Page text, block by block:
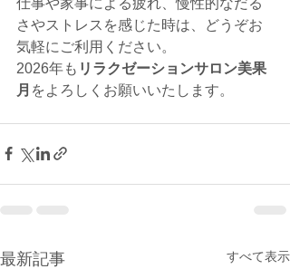
さやストレスを感じた時は、どうぞお
気軽にご利用ください。
2026年も リラクゼーションサロン美果
月 をよろしくお願いいたします。
最新記事 すべて表示